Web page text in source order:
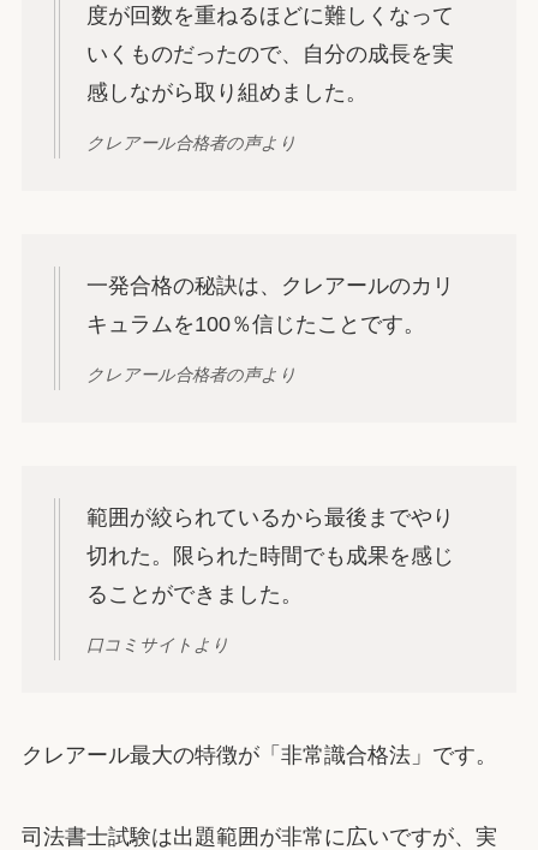
度が回数を重ねるほどに難しくなって
いくものだったので、自分の成長を実
感しながら取り組めました。
クレアール合格者の声より
一発合格の秘訣は、クレアールのカリ
キュラムを100％信じたことです。
クレアール合格者の声より
範囲が絞られているから最後までやり
切れた。限られた時間でも成果を感じ
ることができました。
口コミサイトより
クレアール最大の特徴が「非常識合格法」です。
司法書士試験は出題範囲が非常に広いですが、実